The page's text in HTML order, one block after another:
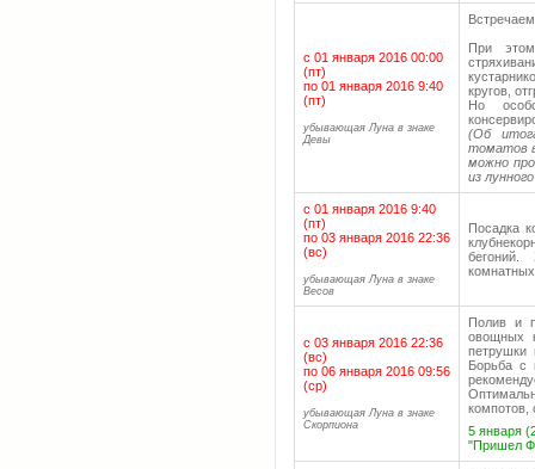
с 01 января 2016 00:00
(пт)
по 01 января 2016 9:40
(пт)
убывающая Луна в знаке
Девы
При
кругов,
Но
(Об
томатов
можно
из
с 01 января 2016 9:40
(пт)
по 03 января 2016 22:36
(вс)
убывающая Луна в знаке
Весов
Посадка
с 03 января 2016 22:36
(вс)
по 06 января 2016 09:56
(ср)
убывающая Луна в знаке
Скорпиона
Полив и
овощных
петрушки
Борьба с
компотов,
5 января
"Пришел